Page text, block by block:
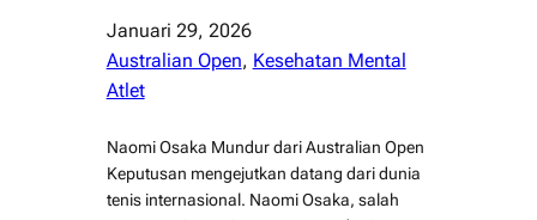
Januari 29, 2026
Australian Open, Kesehatan Mental
Atlet
Naomi Osaka Mundur dari Australian Open
Keputusan mengejutkan datang dari dunia
tenis internasional. Naomi Osaka, salah